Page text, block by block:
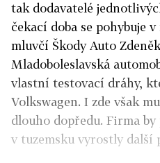
tak dodavatelé
čekací doba se pohybuje
mluvčí Škody Auto
Mladoboleslavská
vlastní testovací dráhy,
Volkswagen. I zde však
dlouho dopředu. Firma
v tuzemsku vyrostly další